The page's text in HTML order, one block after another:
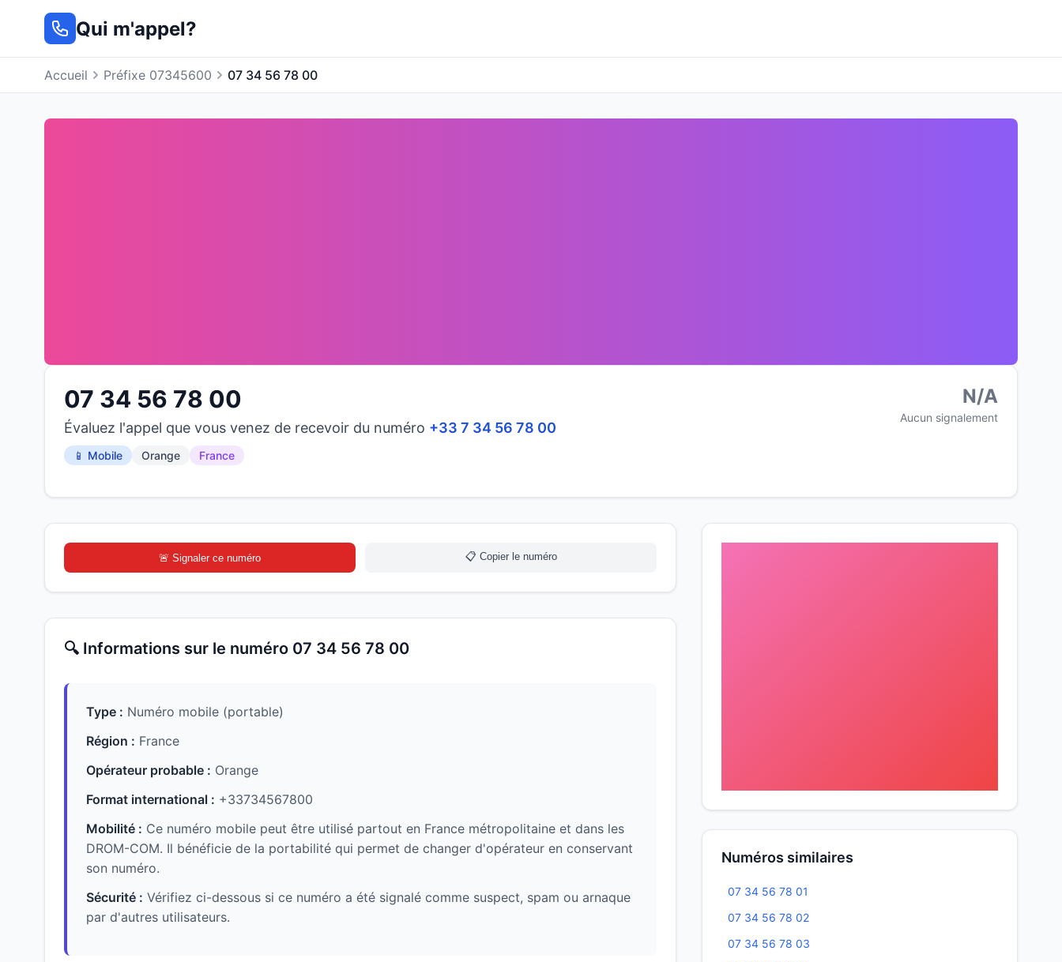
Qui m'appel?
Accueil Préfixe 07345600 07 34 56 78 00
07 34 56 78 00
Évaluez l'appel que vous venez de recevoir du numéro +33 7 34 56 78 00
📱 Mobile Orange France
N/A
Aucun signalement
🚨 Signaler ce numéro 📋 Copier le numéro
🔍 Informations sur le numéro 07 34 56 78 00
Type : Numéro mobile (portable)
Région : France
Opérateur probable : Orange
Format international : +33734567800
Mobilité : Ce numéro mobile peut être utilisé partout en France métropolitaine et dans les
DROM-COM. Il bénéficie de la portabilité qui permet de changer d'opérateur en conservant
son numéro.
Sécurité : Vérifiez ci-dessous si ce numéro a été signalé comme suspect, spam ou arnaque
par d'autres utilisateurs.
Numéros similaires
07 34 56 78 01
07 34 56 78 02
07 34 56 78 03